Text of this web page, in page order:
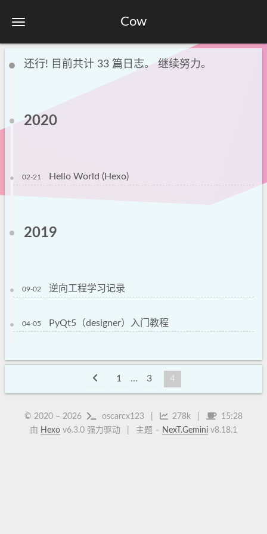
Cow
还行! 目前共计 33 篇日志。 继续努力。
2020
02-21 Hello World (Hexo)
2019
09-02 逆向工程学习记录
04-05 PyQt5（designer）入门教程
1 … 3 4
© 2020 – 2026 oscarcx123 278k
15:28
由 Hexo v6.3.0 强力驱动 主题 – NexT.Gemini v8.18.1